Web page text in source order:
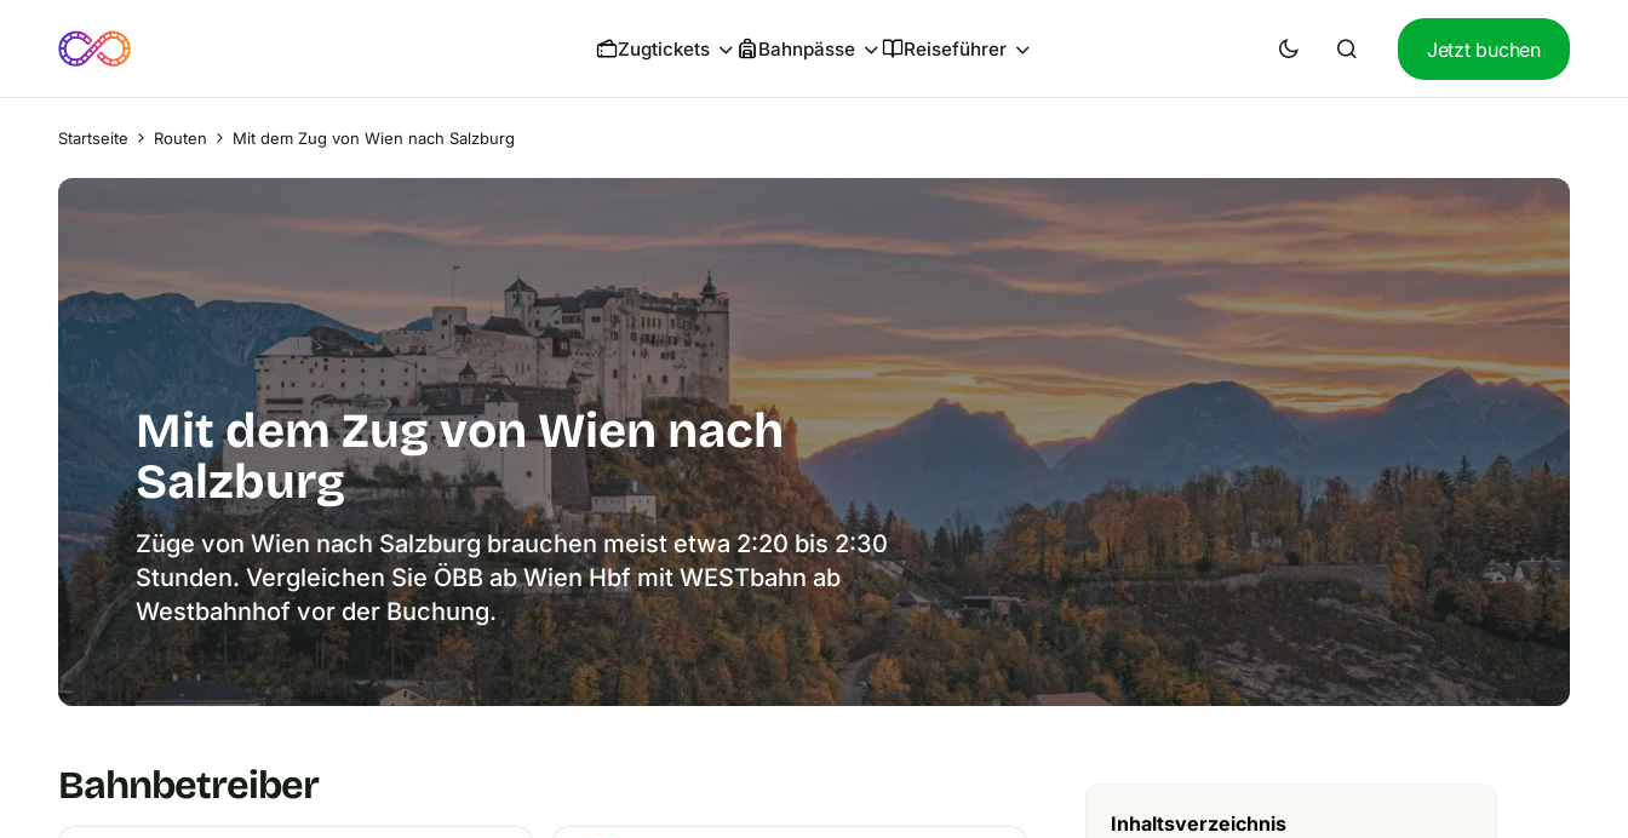
Zugtickets Bahnpässe Reiseführer Jetzt buchen
Startseite Routen Mit dem Zug von Wien nach Salzburg
Mit dem Zug von Wien nach
Salzburg
Züge von Wien nach Salzburg brauchen meist etwa 2:20 bis 2:30
Stunden. Vergleichen Sie ÖBB ab Wien Hbf mit WESTbahn ab
Westbahnhof vor der Buchung.
Bahnbetreiber
Inhaltsverzeichnis